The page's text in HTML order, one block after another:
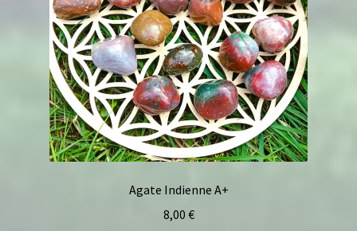
Agate Indienne A+
8,00 €